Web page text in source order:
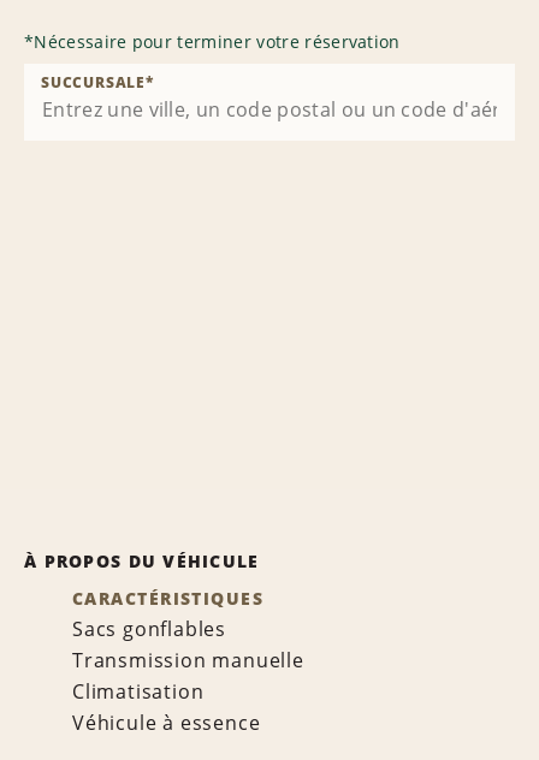
*Nécessaire pour terminer votre réservation
SUCCURSALE*
À PROPOS DU VÉHICULE
CARACTÉRISTIQUES
Sacs gonflables
Transmission manuelle
Climatisation
Véhicule à essence